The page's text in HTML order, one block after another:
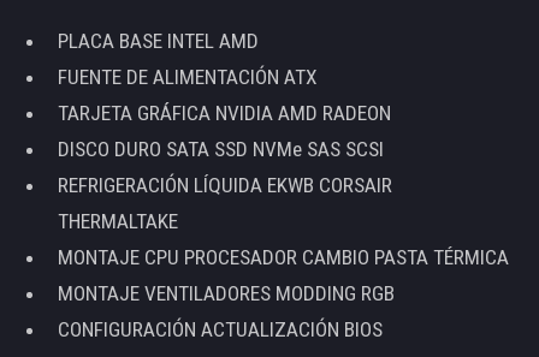
PLACA BASE INTEL AMD
FUENTE DE ALIMENTACIÓN ATX
TARJETA GRÁFICA NVIDIA AMD RADEON
DISCO DURO SATA SSD NVMe SAS SCSI
REFRIGERACIÓN LÍQUIDA EKWB CORSAIR
THERMALTAKE
MONTAJE CPU PROCESADOR CAMBIO PASTA TÉRMICA
MONTAJE VENTILADORES MODDING RGB
CONFIGURACIÓN ACTUALIZACIÓN BIOS